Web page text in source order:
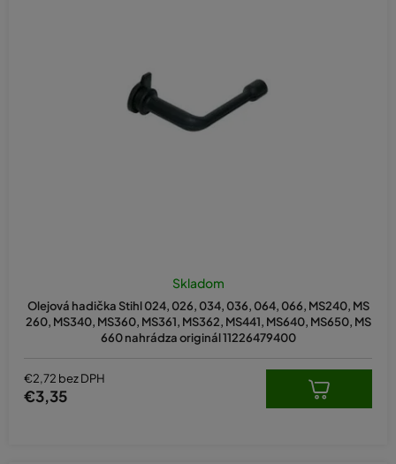
Olejová hadička Stihl 024, 026, 034, 036, 064, 066, MS240, MS
260, MS340, MS360, MS361, MS362, MS441, MS640, MS650, MS
660 nahrádza originál 11226479400
Skladom
€2,72 bez DPH
€3,35